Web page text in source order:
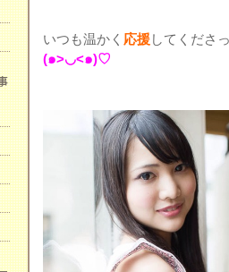
いつも温かく 応援してくださ
(๑>◡<๑)♡